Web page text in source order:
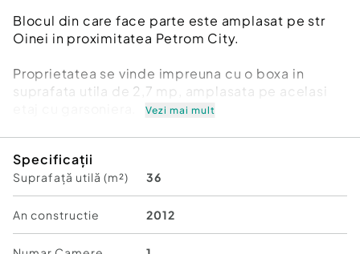
Blocul din care face parte este amplasat pe str
Oinei in proximitatea Petrom City.
Proprietatea se vinde impreuna cu o boxa in
suprafata utila de 2,7 mp, amplasata pe acelasi
cu compartimentari din caramida si tamplarie
PVC. Baia beneficiaza de ventilatie naturala, fiind
prevazuta cu geam. Blocul este de tip boutique,
cu un regim de inaltime P+3, avand un numar
redus de apartamente, respectiv 14, si ofera un
mediu placut, cu vecini civilizati.
Vezi mai mult
Specificații
Suprafață utilă (m²) 36
An constructie 2012